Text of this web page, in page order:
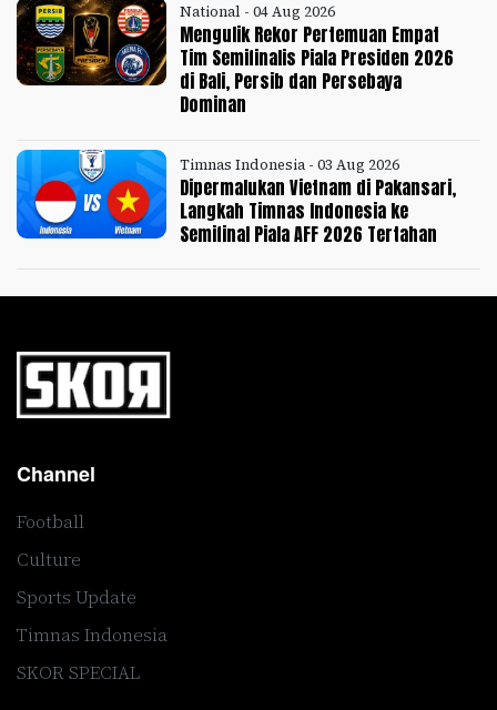
National - 04 Aug 2026
Mengulik Rekor Pertemuan Empat
Tim Semifinalis Piala Presiden 2026
di Bali, Persib dan Persebaya
Dominan
Timnas Indonesia - 03 Aug 2026
Dipermalukan Vietnam di Pakansari,
Langkah Timnas Indonesia ke
Semifinal Piala AFF 2026 Tertahan
Channel
Football
Culture
Sports Update
Timnas Indonesia
SKOR SPECIAL